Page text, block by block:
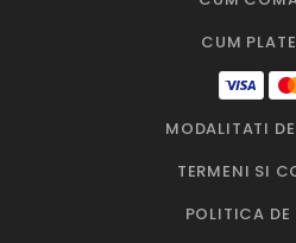
CUM
MODALITATI
TERMENI SI
POLITICA DE